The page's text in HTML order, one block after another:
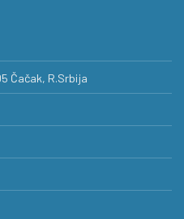
Čačak, R.Srbija